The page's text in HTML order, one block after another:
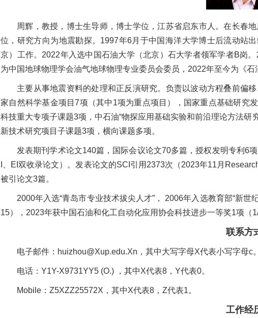
周辉，教授，博士生导师，博士学位，江苏省启东市人。在长春
位，研究方向为地震勘探。1997年6月于中国海洋大学博士后流动站
京）工作。2022年入选中国石油大学（北京）石大学者领军学者B岗
为中国地球物理学会油气地球物理专业委员会委员，2022年至今为《石
主要从事地震资料的处理和正反演研究。负责以波动方程叠前偏
家自然科学基金项目7项（其中1项为重点项目），国家重点基础研究
科技重大专项子课题3项，中石油“物探应用基础实验和前沿理论方法研
新技术研究项目子课题3项，横向课题多项。
发表期刊学术论文140篇，国际会议论文70多篇，授权发明专利6
I、EI双收录论文）。发表论文的SCI引用2373次（2023年11月
被引论文3篇。
2000年入选“青岛市专业技术拔尖人才”， 2006年入选教育部“新
15），2023年获中国石油和化工自动化应用协会科技进步一等奖1项（
联系方
电子邮件：huizhou@Xup.edu.Xn，其中大写字母X代表小写字母c。
电话：Y1Y-X9731YY5 (O.) ，其中X代表8，Y代表0。
Mobile：Z5XZZ25572X，其中X代表8，Z代表1。
工作经